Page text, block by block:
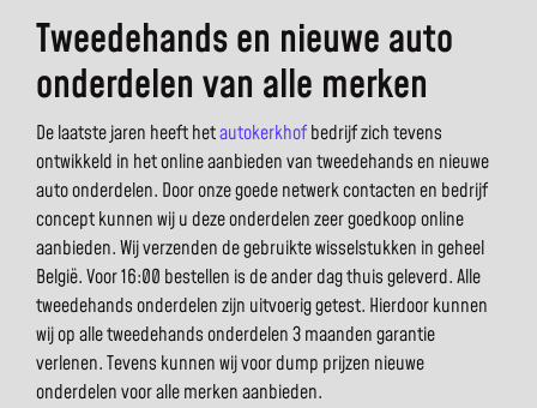
Tweedehands en nieuwe auto
onderdelen van alle merken
De laatste jaren heeft hetautokerkhofbedrijf zich tevens
ontwikkeld in het online aanbieden van tweedehands en nieuwe
auto onderdelen. Door onze goede netwerk contacten en bedrijf
concept kunnen wij u deze onderdelen zeer goedkoop online
aanbieden. Wij verzenden de gebruikte wisselstukken in geheel
België. Voor 16:00 bestellen is de ander dag thuis geleverd. Alle
tweedehands onderdelen zijn uitvoerig getest. Hierdoor kunnen
wij op alle tweedehands onderdelen 3 maanden garantie
verlenen. Tevens kunnen wij voor dump prijzen nieuwe
onderdelen voor alle merken aanbieden.